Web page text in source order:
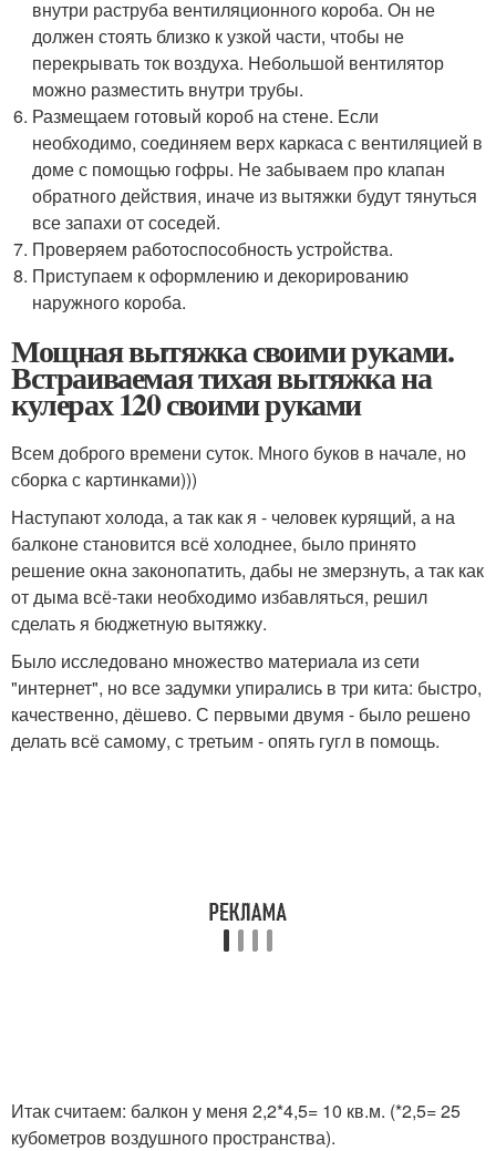
внутри раструба вентиляционного короба. Он не
должен стоять близко к узкой части, чтобы не
перекрывать ток воздуха. Небольшой вентилятор
можно разместить внутри трубы.
Размещаем готовый короб на стене. Если
необходимо, соединяем верх каркаса с вентиляцией в
доме с помощью гофры. Не забываем про клапан
обратного действия, иначе из вытяжки будут тянуться
все запахи от соседей.
Проверяем работоспособность устройства.
Приступаем к оформлению и декорированию
наружного короба.
Мощная вытяжка своими руками.
Встраиваемая тихая вытяжка на
кулерах 120 своими руками
Всем доброго времени суток. Много буков в начале, но
сборка с картинками)))
Наступают холода, а так как я - человек курящий, а на
балконе становится всё холоднее, было принято
решение окна законопатить, дабы не змерзнуть, а так как
от дыма всё-таки необходимо избавляться, решил
сделать я бюджетную вытяжку.
Было исследовано множество материала из сети
"интернет", но все задумки упирались в три кита: быстро,
качественно, дёшево. С первыми двумя - было решено
делать всё самому, с третьим - опять гугл в помощь.
Итак считаем: балкон у меня 2,2*4,5= 10 кв.м. (*2,5= 25
кубометров воздушного пространства).